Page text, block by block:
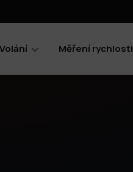
Volání Měření rychlosti